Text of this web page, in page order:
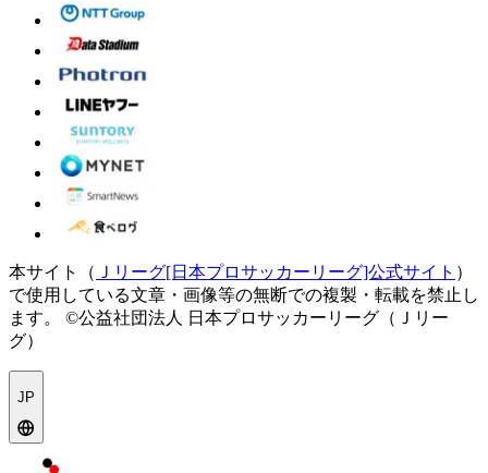
本サイト（ Ｊリーグ[日本プロサッカーリーグ]公式サイト ）
で使用している文章・画像等の無断での複製・転載を禁止し
ます。
©公益社団法人 日本プロサッカーリーグ（Ｊリー
グ）
JP